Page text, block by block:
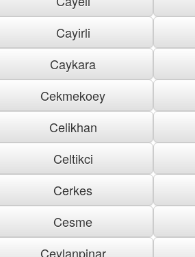
Cayirli
Caykara
Cekmekoey
Celikhan
Celtikci
Cerkes
Cesme
Ceylanpinar